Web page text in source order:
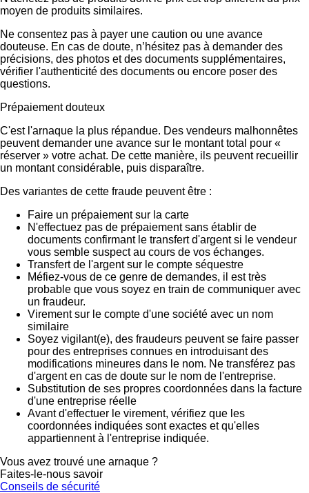
moyen de produits similaires.
Ne consentez pas à payer une caution ou une avance
douteuse. En cas de doute, n’hésitez pas à demander des
précisions, des photos et des documents supplémentaires,
vérifier l'authenticité des documents ou encore poser des
questions.
Prépaiement douteux
C'est l'arnaque la plus répandue. Des vendeurs malhonnêtes
peuvent demander une avance sur le montant total pour «
réserver » votre achat. De cette manière, ils peuvent recueillir
un montant considérable, puis disparaître.
Des variantes de cette fraude peuvent être :
Faire un prépaiement sur la carte
N'effectuez pas de prépaiement sans établir de
documents confirmant le transfert d'argent si le vendeur
vous semble suspect au cours de vos échanges.
Transfert de l'argent sur le compte séquestre
Méfiez-vous de ce genre de demandes, il est très
probable que vous soyez en train de communiquer avec
un fraudeur.
Virement sur le compte d'une société avec un nom
similaire
Soyez vigilant(e), des fraudeurs peuvent se faire passer
pour des entreprises connues en introduisant des
modifications mineures dans le nom. Ne transférez pas
d'argent en cas de doute sur le nom de l'entreprise.
Substitution de ses propres coordonnées dans la facture
d'une entreprise réelle
Avant d'effectuer le virement, vérifiez que les
coordonnées indiquées sont exactes et qu'elles
appartiennent à l'entreprise indiquée.
Vous avez trouvé une arnaque ?
Faites-le-nous savoir
Conseils de sécurité